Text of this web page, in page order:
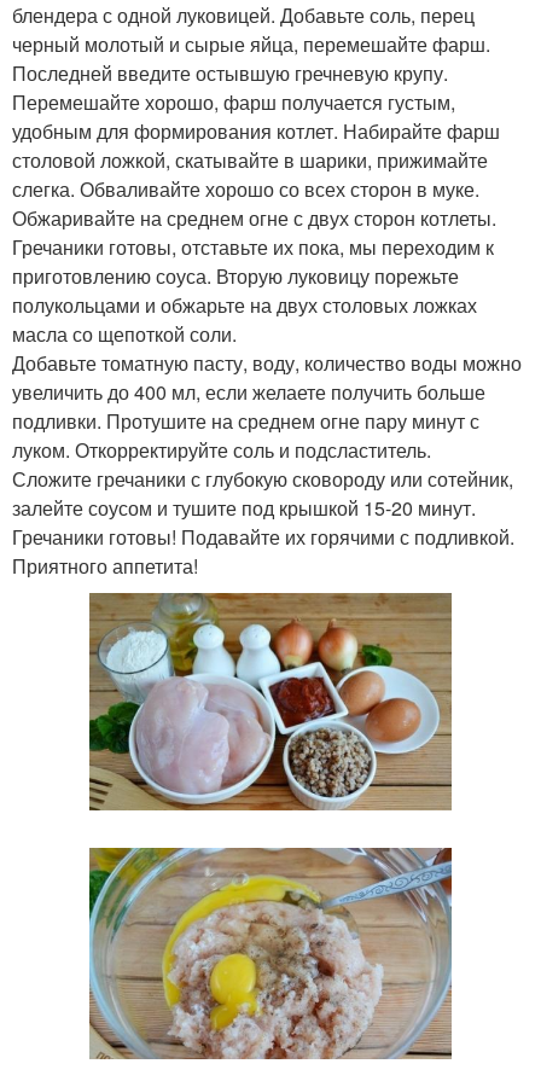
блендера с одной луковицей. Добавьте соль, перец
черный молотый и сырые яйца, перемешайте фарш.
Последней введите остывшую гречневую крупу.
Перемешайте хорошо, фарш получается густым,
удобным для формирования котлет. Набирайте фарш
столовой ложкой, скатывайте в шарики, прижимайте
слегка. Обваливайте хорошо со всех сторон в муке.
Обжаривайте на среднем огне с двух сторон котлеты.
Гречаники готовы, отставьте их пока, мы переходим к
приготовлению соуса. Вторую луковицу порежьте
полукольцами и обжарьте на двух столовых ложках
масла со щепоткой соли.
Добавьте томатную пасту, воду, количество воды можно
увеличить до 400 мл, если желаете получить больше
подливки. Протушите на среднем огне пару минут с
луком. Откорректируйте соль и подсластитель.
Сложите гречаники с глубокую сковороду или сотейник,
залейте соусом и тушите под крышкой 15-20 минут.
Гречаники готовы! Подавайте их горячими с подливкой.
Приятного аппетита!